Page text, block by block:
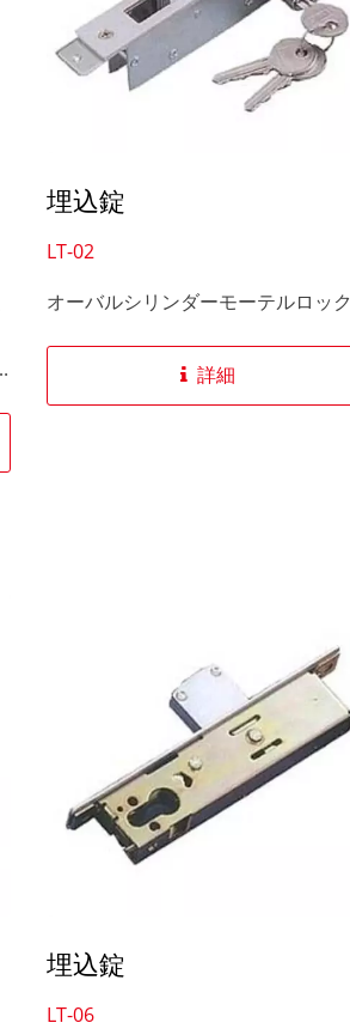
埋込錠
LT-02
オーバルシリンダーモーテルロック
詳細
埋込錠
LT-06